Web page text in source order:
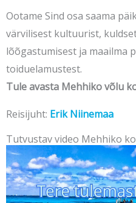
Ootame Sind osa saama
värvilisest kultuurist,
lõõgastumisest ja maailma
toiduelamustest.
Tule avasta Mehhiko võlu
Reisijuht: Erik Niinemaa
Tutvustav video Mehhiko